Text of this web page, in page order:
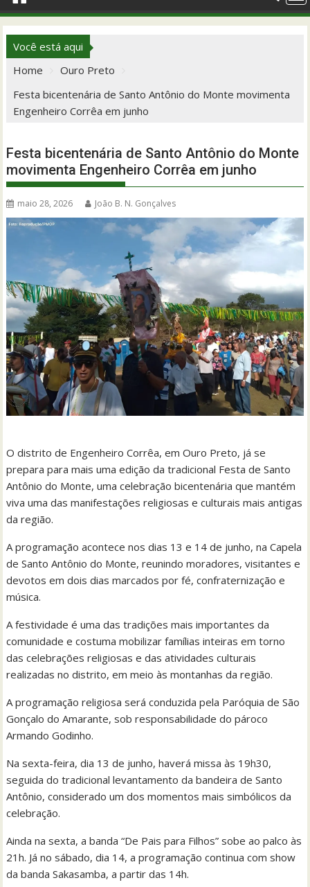
Você está aqui
Home
Ouro Preto
Festa bicentenária de Santo Antônio do Monte movimenta
Engenheiro Corrêa em junho
Festa bicentenária de Santo Antônio do Monte
movimenta Engenheiro Corrêa em junho
maio 28, 2026 João B. N. Gonçalves
O distrito de Engenheiro Corrêa, em Ouro Preto, já se
prepara para mais uma edição da tradicional Festa de Santo
Antônio do Monte, uma celebração bicentenária que mantém
viva uma das manifestações religiosas e culturais mais antigas
da região.
A programação acontece nos dias 13 e 14 de junho, na Capela
de Santo Antônio do Monte, reunindo moradores, visitantes e
devotos em dois dias marcados por fé, confraternização e
música.
A festividade é uma das tradições mais importantes da
comunidade e costuma mobilizar famílias inteiras em torno
das celebrações religiosas e das atividades culturais
realizadas no distrito, em meio às montanhas da região.
A programação religiosa será conduzida pela Paróquia de São
Gonçalo do Amarante, sob responsabilidade do pároco
Armando Godinho.
Na sexta-feira, dia 13 de junho, haverá missa às 19h30,
seguida do tradicional levantamento da bandeira de Santo
Antônio, considerado um dos momentos mais simbólicos da
celebração.
Ainda na sexta, a banda “De Pais para Filhos” sobe ao palco às
21h. Já no sábado, dia 14, a programação continua com show
da banda Sakasamba, a partir das 14h.